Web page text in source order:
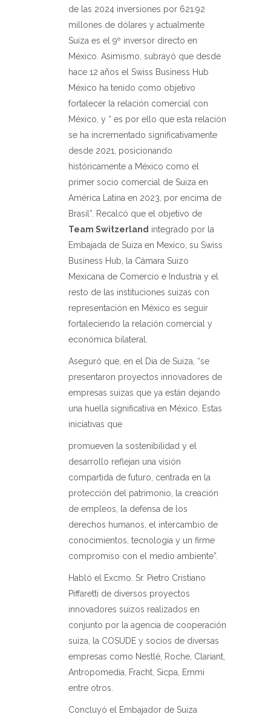
de las 2024 inversiones por 621.92
millones de dólares y actualmente
Suiza es el 9º inversor directo en
México. Asimismo, subrayó que desde
hace 12 años el Swiss Business Hub
México ha tenido como objetivo
fortalecer la relación comercial con
México, y “ es por ello que esta relación
se ha incrementado significativamente
desde 2021, posicionando
históricamente a México como el
primer socio comercial de Suiza en
América Latina en 2023, por encima de
Brasil”. Recalcó que el objetivo de
Team Switzerland integrado por la
Embajada de Suiza en Mexico, su Swiss
Business Hub, la Cámara Suizo
Mexicana de Comercio e Industria y el
resto de las instituciones suizas con
representación en México es seguir
fortaleciendo la relación comercial y
económica bilateral.
Aseguró que, en el Dia de Suiza, “se
presentaron proyectos innovadores de
empresas suizas que ya están dejando
una huella significativa en México. Estas
iniciativas que
promueven la sostenibilidad y el
desarrollo reflejan una visión
compartida de futuro, centrada en la
protección del patrimonio, la creación
de empleos, la defensa de los
derechos humanos, el intercambio de
conocimientos, tecnología y un firme
compromiso con el medio ambiente”.
Habló el Excmo. Sr. Pietro Cristiano
Piffaretti de diversos proyectos
innovadores suizos realizados en
conjunto por la agencia de cooperación
suiza, la COSUDE y socios de diversas
empresas como Nestlé, Roche, Clariant,
Antropomedia, Fracht, Sicpa, Emmi
entre otros.
Concluyó el Embajador de Suiza